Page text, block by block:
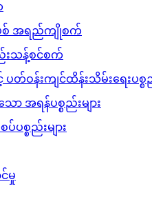
ပ်စ် အရည်ကျိုစက်
းသန့်စင်စက်
ပတ်ဝန်းကျင်ထိန်းသိမ်းရေးပစ္
အရန်ပစ္စည်းများ
စ္စည်းများ
မှု